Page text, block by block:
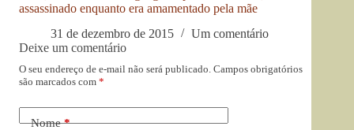
assassinado enquanto era amamentado pela mãe
31 de dezembro de 2015
Um comentário
Deixe um comentário
O seu endereço de e-mail não será publicado. Campos obrigatórios
são marcados com *
Nome*